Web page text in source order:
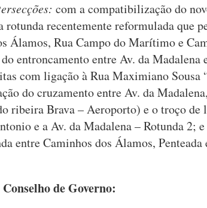
com a compatibilização do
rotunda recentemente reformulada que
Álamos, Rua Campo do Marítimo e
entroncamento entre Av. da Madalena
com ligação à Rua Maximiano Sousa
do cruzamento entre Av. da
ribeira Brava – Aeroporto) e o troço de
e a Av. da Madalena – Rotunda 2;
entre Caminhos dos Álamos, Penteada
de Governo: